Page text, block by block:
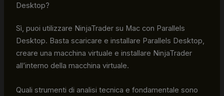
Desktop?
Sì, puoi utilizzare NinjaTrader su Mac con Parallels
Desktop. Basta scaricare e installare Parallels Desktop,
creare una macchina virtuale e installare NinjaTrader
all’interno della macchina virtuale.
Quali strumenti di analisi tecnica e fondamentale sono